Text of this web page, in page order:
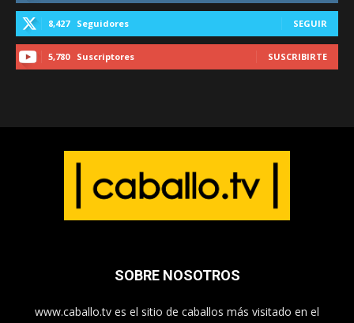
8,427 Seguidores SEGUIR
5,780 Suscriptores SUSCRIBIRTE
SOBRE NOSOTROS
www.caballo.tv es el sitio de caballos más visitado en el